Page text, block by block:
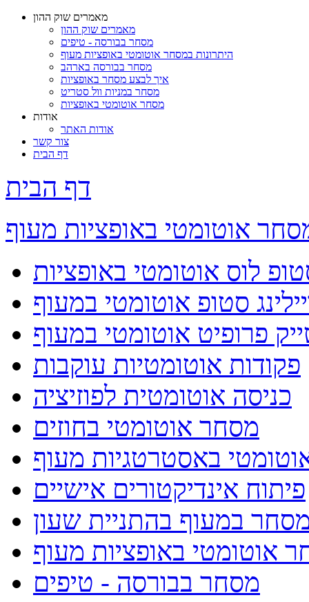
מאמרים שוק ההון
מאמרים שוק ההון
מסחר בבורסה - טיפים
היתרונות במסחר אוטומטי באופציות מעוף
מסחר בבורסה בארהב
איך לבצע מסחר באופציות
מסחר במניות וול סטריט
מסחר אוטומטי באופציות
אודות
אודות האתר
צור קשר
דף הבית
דף הבית
אוטומטי באופציות מעוף
לוס אוטומטי באופציות
סטופ אוטומטי במעוף
פרופיט אוטומטי במעוף
פקודות אוטומטיות עוקבות
כניסה אוטומטית לפוזיציה
מסחר אוטומטי בחוזים
באסטרטגיות מעוף
פיתוח אינדיקטורים אישיים
במעוף בהתניית שעון
אוטומטי באופציות מעוף
מסחר בבורסה - טיפים